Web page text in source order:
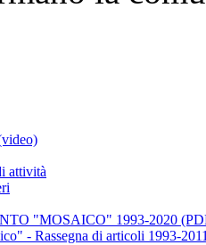
attività
"MOSAICO" 1993-2020
- Rassegna di articoli 1993-